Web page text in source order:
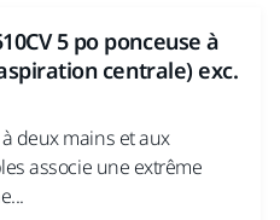
5 po ponceuse à
centrale) exc.
deux mains et aux
associe une extrême